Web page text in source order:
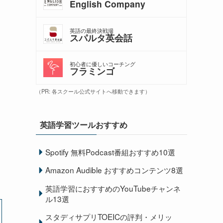
English Company
英語の最終決戦場
スパルタ英会話
初心者に優しいコーチング
フラミンゴ
（PR: 各スクール公式サイトへ移動できます）
英語学習ツールおすすめ
Spotify 無料Podcast番組おすすめ10選
Amazon Audible おすすめコンテンツ8選
英語学習におすすめのYouTubeチャンネ
ル13選
スタディサプリTOEICの評判・メリッ